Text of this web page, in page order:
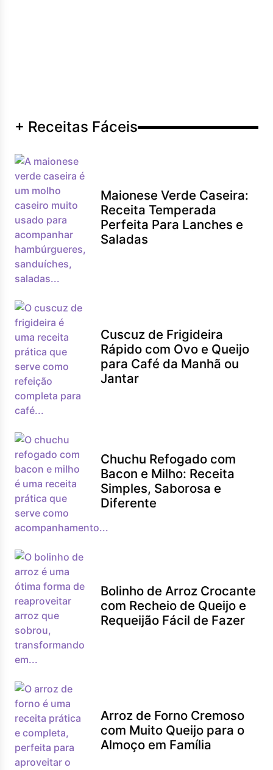
+ Receitas Fáceis
Maionese Verde Caseira:
Receita Temperada
Perfeita Para Lanches e
Saladas
Cuscuz de Frigideira
Rápido com Ovo e Queijo
para Café da Manhã ou
Jantar
Chuchu Refogado com
Bacon e Milho: Receita
Simples, Saborosa e
Diferente
Bolinho de Arroz Crocante
com Recheio de Queijo e
Requeijão Fácil de Fazer
Arroz de Forno Cremoso
com Muito Queijo para o
Almoço em Família